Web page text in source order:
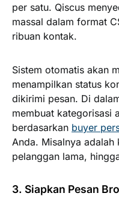
per satu. Qiscus
massal dalam format
ribuan kontak.
Sistem otomatis akan
menampilkan status
dikirimi pesan. Di
membuat kategorisasi
berdasarkan buyer
Anda. Misalnya
pelanggan lama,
3. Siapkan Pesan